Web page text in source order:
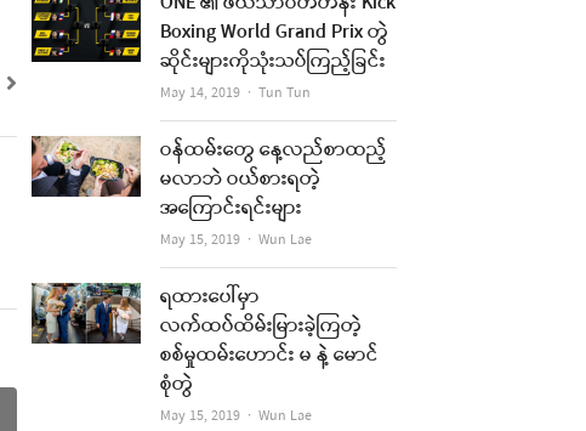
Boxing World Grand Prix တွဲ
ဆိုင်းများကိုသုံးသပ်ကြည့်ခြင်း
May 14, 2019 Author
Tun Tun
ဝန်ထမ်းတွေ နေ့လည်စာထည့်
မလာဘဲ ဝယ်စားရတဲ့
အကြောင်းရင်းများ
May 15, 2019 Author
Wun Lae
ရထားပေါ်မှာ
လက်ထပ်ထိမ်းမြားခဲ့ကြတဲ့
စစ်မှုထမ်းဟောင်း မ နဲ့ မောင်
စုံတွဲ
May 15, 2019 Author
Wun Lae